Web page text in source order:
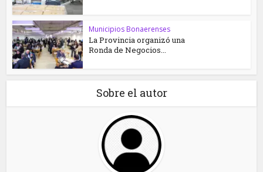
Municipios Bonaerenses
La Provincia organizó una
Ronda de Negocios...
Sobre el autor